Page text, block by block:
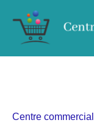
contenu
Centre commercial